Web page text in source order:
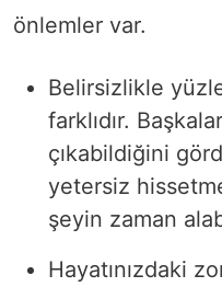
önlemler var.
Belirsizlikle
farklıdır.
çıkabildiğini
yetersiz
şeyin zaman
Hayatınızdaki